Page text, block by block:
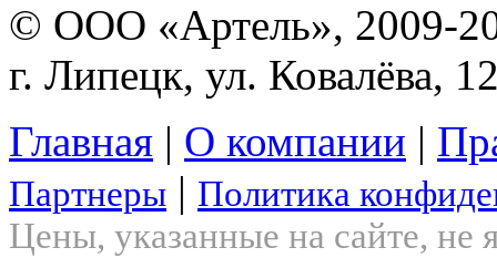
© ООО «Артель», 2009-
г. Липецк, ул. Ковалёва,
Главная | О компании |
Партнеры | Политика
Цены, указанные на сайте, не